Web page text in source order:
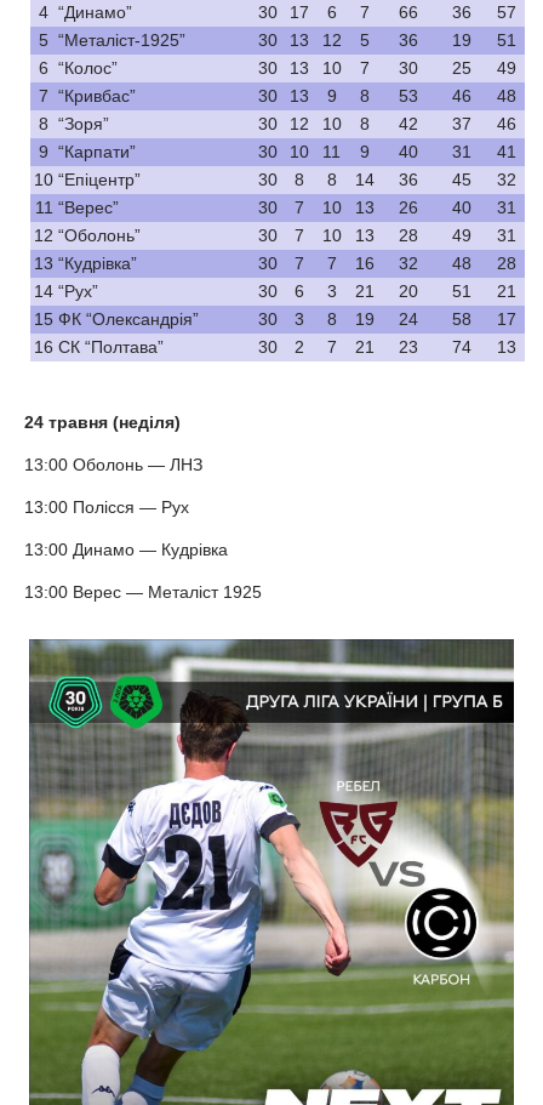
4 “Динамо” 30 17 6 7 66 36
57
5 “Металіст-1925” 30 13 12 5 36 19
51
6 “Колос” 30 13 10 7 30 25
49
7 “Кривбас” 30 13 9 8 53 46
48
8 “Зоря” 30 12 10 8 42 37
46
9 “Карпати” 30 10 11 9 40 31
41
10 “Епіцентр” 30 8 8 14 36 45
32
11 “Верес” 30 7 10 13 26 40
31
12 “Оболонь” 30 7 10 13 28 49
31
13 “Кудрівка” 30 7 7 16 32 48
28
14 “Рух” 30 6 3 21 20 51
21
15 ФК “Олександрія” 30 3 8 19 24 58
17
16 СК “Полтава” 30 2 7 21 23 74 13
24 травня (неділя)
13:00 Оболонь — ЛНЗ
13:00 Полісся — Рух
13:00 Динамо — Кудрівка
13:00 Верес — Металіст 1925